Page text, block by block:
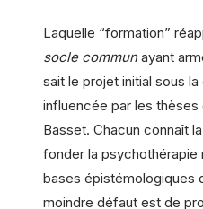
Laquelle “formation”
socle communayant
sait le projet initial sous
influencée par les thèses
Basset. Chacun connaît
fonder la psychothérapie
bases épistémologiques
moindre défaut est de